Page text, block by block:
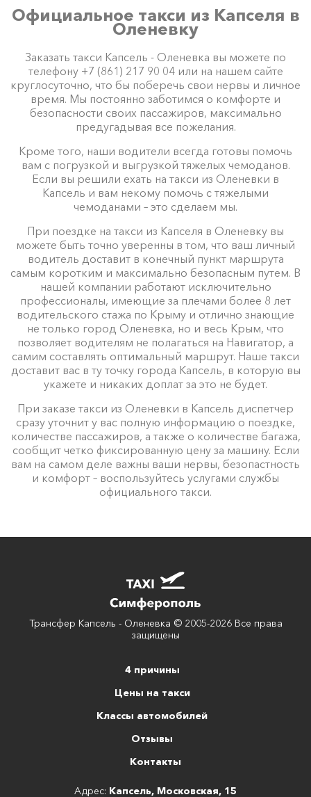
Официальное такси из Капселя в
Оленевку
Заказать такси Капсель - Оленевка вы можете по
телефону +7 (861) 217 90 04 или на нашем сайте
круглосуточно, что бы поберечь свои нервы и личное
время. Мы постоянно заботимся о комфорте и
безопасности своих пассажиров, максимально
предугадывая все пожелания.
Кроме того, наши водители всегда готовы помочь
вам с погрузкой и выгрузкой тяжелых чемоданов.
Если вы решили ехать на такси из Оленевки в
Капсель и вам некому помочь с тяжелыми
чемоданами – это сделаем мы.
При поездке на такси из Капселя в Оленевку вы
можете быть точно уверенны в том, что ваш личный
водитель доставит в конечный пункт маршрута
самым коротким и максимально безопасным путем. В
нашей компании работают исключительно
профессионалы, имеющие за плечами более 8 лет
водительского стажа по Крыму и отлично знающие
не только город Оленевка, но и весь Крым, что
позволяет водителям не полагаться на Навигатор, а
самим составлять оптимальный маршрут. Наше такси
доставит вас в ту точку города Капсель, в которую вы
укажете и никаких доплат за это не будет.
При заказе такси из Оленевки в Капсель диспетчер
сразу уточнит у вас полную информацию о поездке,
количестве пассажиров, а также о количестве багажа,
сообщит четко фиксированную цену за машину. Если
вам на самом деле важны ваши нервы, безопастность
и комфорт – воспользуйтесь услугами службы
официального такси.
Трансфер Капсель - Оленевка © 2005-2026 Все права
защищены
4 причины
Цены на такси
Классы автомобилей
Отзывы
Контакты
Адрес: Капсель, Московская, 15